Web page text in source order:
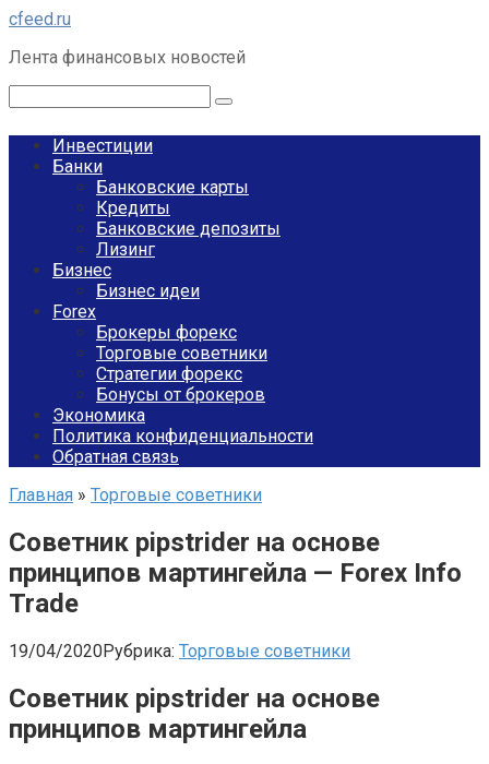
Перейти
контенту
cfeed.ru
Лента финансовых новостей
Инвестиции
Банки
Банковские карты
Кредиты
Банковские депозиты
Лизинг
Бизнес
Бизнес идеи
Forex
Брокеры форекс
Торговые советники
Стратегии форекс
Бонусы от брокеров
Экономика
Политика конфиденциальности
Обратная связь
Главная » Торговые советники
Советник pipstrider на основе
принципов мартингейла — Forex Info
Trade
19/04/2020Рубрика: Торговые советники
Советник pipstrider на основе
принципов мартингейла